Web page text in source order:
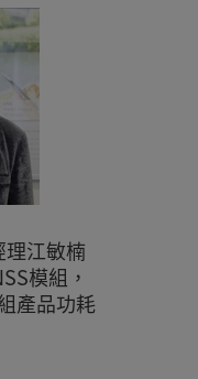
江敏楠
模組，
產品功耗